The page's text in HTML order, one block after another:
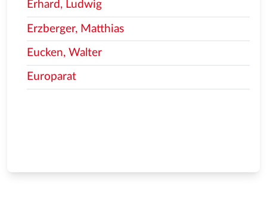
Erhard, Ludwig
Erzberger, Matthias
Eucken, Walter
Europarat